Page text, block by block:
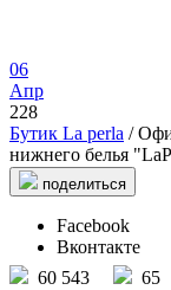
06
Апр
228
Бутик La perla /
нижнего белья
поделиться
Facebook
Вконтакте
60 543